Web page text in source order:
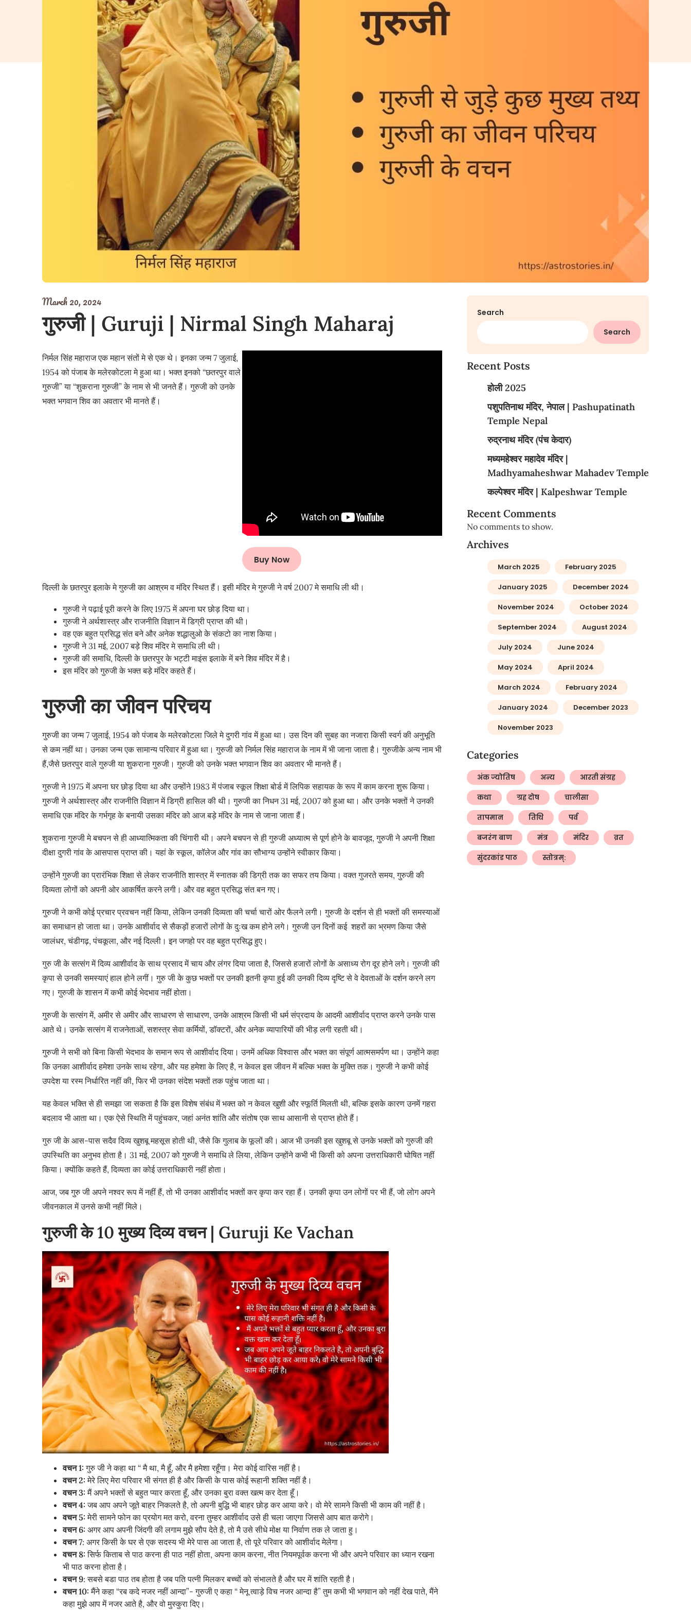
March 20, 2024
गुरुजी | Guruji | Nirmal Singh Maharaj
निर्मल सिंह महाराज एक महान संतों मे से एक थे। इनका जन्म 7 जुलाई,
1954 को पंजाब के मलेरकोटला मे हुआ था। भक्त इनको “छतरपुर वाले
गुरुजी” या “शुकराना गुरुजी” के नाम से भी जनते हैं। गुरुजी को उनके
भक्त भगवान शिव का अवतार भी मानते हैं।
Buy Now
दिल्ली के छतरपुर इलाके मे गुरुजी का आश्रम व मंदिर स्थित हैं। इसी मंदिर मे गुरुजी ने वर्ष 2007 मे समाधि ली थी।
गुरुजी ने पढ़ाई पूरी करने के लिए 1975 में अपना घर छोड़ दिया था।
गुरुजी ने अर्थशास्त्र और राजनीति विज्ञान में डिग्री प्राप्त की थी।
वह एक बहुत प्रसिद्ध संत बने और अनेक शद्धालुओ के संकटो का नाश किया।
गुरुजी ने 31 मई, 2007 बड़े शिव मंदिर मे समाधि ली थी।
गुरुजी की समाधि, दिल्ली के छतरपुर के भट्टी माइंस इलाके में बने शिव मंदिर में है।
इस मंदिर को गुरुजी के भक्त बड़े मंदिर कहते हैं।
गुरुजी का जीवन परिचय
गुरुजी का जन्म 7 जुलाई, 1954 को पंजाब के मलेरकोटला जिले मे दुगरी गांव में हुआ था। उस दिन की सुबह का नजारा किसी स्वर्ग की अनुभूति
से कम नहीं था। उनका जन्म एक सामान्य परिवार में हुआ था। गुरुजी को निर्मल सिंह महाराज के नाम में भी जाना जाता है। गुरुजीके अन्य नाम भी
हैं,जैसे छतरपुर वाले गुरुजी या शुकराना गुरुजी। गुरुजी को उनके भक्त भगवान शिव का अवतार भी मानते हैं।
गुरुजी ने 1975 में अपना घर छोड़ दिया था और उन्होंने 1983 में पंजाब स्कूल शिक्षा बोर्ड में लिपिक सहायक के रूप में काम करना शुरू किया।
गुरुजी ने अर्थशास्त्र और राजनीति विज्ञान में डिग्री हासिल की थी। गुरुजी का निधन 31 मई, 2007 को हुआ था। और उनके भक्तों ने उनकी
समाधि एक मंदिर के गर्भगृह के बनायी उसका मंदिर को आज बड़े मंदिर के नाम से जाना जाता हैं।
शुकराना गुरुजी मे बचपन से ही आध्यात्मिकता की चिंगारी थी। अपने बचपन से ही गुरुजी अध्यात्म से पूर्ण होने के बावजूद, गुरुजी ने अपनी शिक्षा
दीक्षा दुगरी गांव के आसपास प्राप्त की। यहां के स्कूल, कॉलेज और गांव का सौभाग्य उन्होंने स्वीकार किया।
उन्होंने गुरुजी का प्रारंभिक शिक्षा से लेकर राजनीति शास्त्र में स्नातक की डिग्री तक का सफर तय किया। वक्त गुजरते समय, गुरुजी की
दिव्यता लोगों को अपनी ओर आकर्षित करने लगी। और वह बहुत प्रसिद्ध संत बन गए।
गुरुजी ने कभी कोई प्रचार प्रवचन नहीं किया, लेकिन उनकी दिव्यता की चर्चा चारों ओर फैलने लगी। गुरुजी के दर्शन से ही भक्तों की समस्याओं
का समाधान हो जाता था। उनके आशीर्वाद से सैकड़ों हजारों लोगों के दुःख कम होने लगे। गुरुजी उन दिनों कई शहरों का भ्रमण किया जैसे
जालंधर, चंडीगढ़, पंचकूला, और नई दिल्ली। इन जगहो पर वह बहुत प्रसिद्ध हुए।
गुरु जी के सत्संग में दिव्य आशीर्वाद के साथ प्रसाद में चाय और लंगर दिया जाता है, जिससे हजारों लोगों के असाध्य रोग दूर होने लगे। गुरुजी की
कृपा से उनकी समस्याएं हाल होने लगीं। गुरु जी के कुछ भक्तों पर उनकी इतनी कृपा हुई की उनकी दिव्य दृष्टि से वे देवताओं के दर्शन करने लग
गए। गुरुजी के शासन में कभी कोई भेदभाव नहीं होता।
गुरुजी के सत्संग में, अमीर से अमीर और साधारण से साधारण, उनके आश्रम किसी भी धर्म संप्रदाय के आदमी आशीर्वाद प्राप्त करने उनके पास
आते थे। उनके सत्संग में राजनेताओं, सशस्त्र सेवा कर्मियों, डॉक्टरों, और अनेक व्यापारियों की भीड़ लगी रहती थी।
गुरुजी ने सभी को बिना किसी भेदभाव के समान रूप से आशीर्वाद दिया। उनमें अधिक विश्वास और भक्त का संपूर्ण आत्मसमर्पण था। उन्होंने कहा
कि उनका आशीर्वाद हमेशा उनके साथ रहेगा, और यह हमेशा के लिए है, न केवल इस जीवन में बल्कि भक्त के मुक्ति तक। गुरुजी ने कभी कोई
उपदेश या रस्म निर्धारित नहीं की, फिर भी उनका संदेश भक्तों तक पहुंच जाता था।
यह केवल भक्ति से ही समझा जा सकता है कि इस विशेष संबंध में भक्त को न केवल खुशी और स्फूर्ति मिलती थी, बल्कि इसके कारण उनमें गहरा
बदलाव भी आता था। एक ऐसे स्थिति में पहुंचकर, जहां अनंत शांति और संतोष एक साथ आसानी से प्राप्त होते हैं।
गुरु जी के आस-पास सदैव दिव्य खुशबू महसूस होती थी, जैसे कि गुलाब के फूलों की। आज भी उनकी इस खुशबू से उनके भक्तों को गुरुजी की
उपस्थिति का अनुभव होता है। 31 मई, 2007 को गुरुजी ने समाधि ले लिया, लेकिन उन्होंने कभी भी किसी को अपना उत्तराधिकारी घोषित नहीं
किया। क्योंकि कहते हैं, दिव्यता का कोई उत्तराधिकारी नहीं होता।
आज, जब गुरु जी अपने नश्वर रूप में नहीं हैं, तो भी उनका आशीर्वाद भक्तों कर कृपा कर रहा हैं। उनकी कृपा उन लोगों पर भी हैं, जो लोग अपने
जीवनकाल में उनसे कभी नहीं मिले।
गुरुजी के 10 मुख्य दिव्य वचन | Guruji Ke Vachan
वचन 1: गुरु जी ने कहा था “ मै था, मै हूँ, और मै हमेशा रहूँगा। मेरा कोई वारिस नहीं है।
वचन 2: मेरे लिए मेरा परिवार भी संगत ही है और किसी के पास कोई रूहानी शक्ति नहीं है।
वचन 3: मैं अपने भक्तों से बहुत प्यार करता हूँ, और उनका बुरा वक्त खत्म कर देता हूँ।
वचन 4: जब आप अपने जूते बाहर निकलते है, तो अपनी बुद्धि भी बाहर छोड़ कर आया करे। वो मेरे सामने किसी भी काम की नहीं है।
वचन 5: मेरी सामने फोन का प्रयोग मत करो, वरना तुम्हर आशीर्वाद उसे ही चला जाएगा जिससे आप बात करोगे।
वचन 6: अगर आप अपनी जिंदगी की लगाम मुझे सौप देते है, तो मै उसे सीधे मोक्ष या निर्वाण तक ले जाता हु।
वचन 7: अगर किसी के घर से एक सदस्य भी मेरे पास आ जाता है, तो पूरे परिवार को आशीर्वाद मेलेगा।
वचन 8: सिर्फ किताब से पाठ करना ही पाठ नहीं होता, अपना काम करना, नीत नियमपूर्वक करना भी और अपने परिवार का ध्यान रखना
भी पाठ करना होता है।
वचन 9: सबसे बडा पाठ तब होता है जब पति पत्नी मिलकर बच्चों को संभालते है और घर में शांति रहती है।
वचन 10: मैंने कहा “रब कदे नजर नहीं आन्दा”- गुरुजी ए कहा “ मेनू त्वाड़े विच नजर आन्दा है” तुम कभी भी भगवान को नहीं देख पाते, मैंने
कहा मुझे आप में नजर आते है, और वो मुस्कुरा दिए।
Search
Search
Recent Posts
होली 2025
पशुपतिनाथ मंदिर, नेपाल | Pashupatinath
Temple Nepal
रुद्रनाथ मंदिर (पंच केदार)
मध्यमहेश्वर महादेव मंदिर |
Madhyamaheshwar Mahadev Temple
कल्पेश्वर मंदिर | Kalpeshwar Temple
Recent Comments
No comments to show.
Archives
March 2025 February 2025
January 2025 December 2024
November 2024 October 2024
September 2024 August 2024
July 2024 June 2024
May 2024 April 2024
March 2024 February 2024
January 2024 December 2023
November 2023
Categories
अंक ज्योतिष अन्य आरती संग्रह
कथा ग्रह दोष चालीसा
तापमान तिथि पर्व
बजरंग बाण मंत्र मंदिर व्रत
सुंदरकांड पाठ स्तोत्रम्: